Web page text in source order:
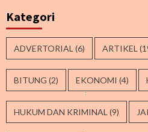
Kategori
ADVERTORIAL (6) ARTIKEL
BITUNG (2) EKONOMI (4)
HUKUM DAN KRIMINAL (9)